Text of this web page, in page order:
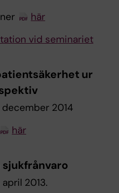
här
vid seminariet
ur
2014
här
sjukfrånvaro
2013.